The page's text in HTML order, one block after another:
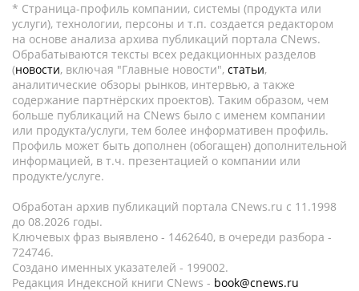
* Страница-профиль компании, системы (продукта или
услуги), технологии, персоны и т.п. создается редактором
на основе анализа архива публикаций портала CNews.
Обрабатываются тексты всех редакционных разделов
(новости, включая "Главные новости", статьи,
аналитические обзоры рынков, интервью, а также
содержание партнёрских проектов). Таким образом, чем
больше публикаций на CNews было с именем компании
или продукта/услуги, тем более информативен профиль.
Профиль может быть дополнен (обогащен) дополнительной
информацией, в т.ч. презентацией о компании или
продукте/услуге.
Обработан архив публикаций портала CNews.ru c 11.1998
до 08.2026 годы.
Ключевых фраз выявлено - 1462640, в очереди разбора -
724746.
Создано именных указателей - 199002.
Редакция Индексной книги CNews - book@cnews.ru